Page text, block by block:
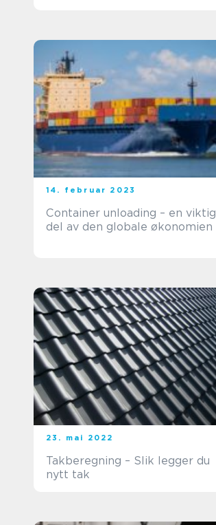
14. februar 2023
Container unloading – en viktig
del av den globale økonomien
23. mai 2022
Takberegning – Slik legger du
nytt tak